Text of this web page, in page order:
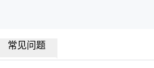
常见问题